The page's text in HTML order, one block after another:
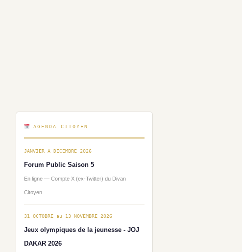
AGENDA CITOYEN
JANVIER A DECEMBRE 2026
Forum Public Saison 5
En ligne — Compte X (ex-Twitter) du Divan
Citoyen
31 OCTOBRE au 13 NOVEMBRE 2026
Jeux olympiques de la jeunesse - JOJ
DAKAR 2026